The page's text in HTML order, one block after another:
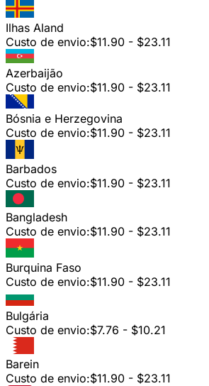
Ilhas Aland
Custo de envio:$11.90 - $23.11
Azerbaijão
Custo de envio:$11.90 - $23.11
Bósnia e Herzegovina
Custo de envio:$11.90 - $23.11
Barbados
Custo de envio:$11.90 - $23.11
Bangladesh
Custo de envio:$11.90 - $23.11
Burquina Faso
Custo de envio:$11.90 - $23.11
Bulgária
Custo de envio:$7.76 - $10.21
Barein
Custo de envio:$11.90 - $23.11